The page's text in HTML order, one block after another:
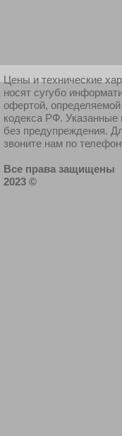
Цены и технические
носят сугубо
офертой,
кодекса РФ.
без предупреждения.
звоните нам по
Все права защищены
2023 ©